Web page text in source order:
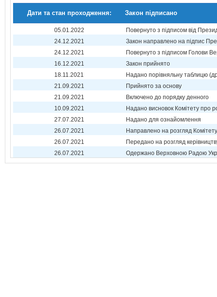
Дати та стан проходження: Закон підписано
05.01.2022
Повернуто з підписом від
24.12.2021
Закон направлено на підпис
24.12.2021
Повернуто з підписом Голови
16.12.2021
Закон прийнято
18.11.2021
Надано порівняльну таблицю
21.09.2021
Прийнято за основу
21.09.2021
Включено до порядку денного
10.09.2021
Надано висновок Комітету про
27.07.2021
Надано для ознайомлення
26.07.2021
Направлено на розгляд Комітету
26.07.2021
Передано на розгляд
26.07.2021
Одержано Верховною Радою